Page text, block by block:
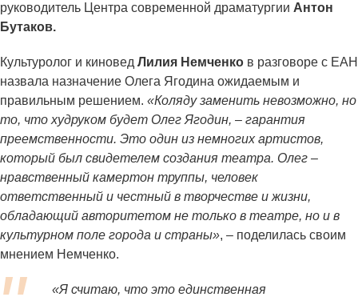
руководитель Центра современной драматургии Антон
Бутаков.
Культуролог и киновед Лилия Немченко в разговоре с ЕАН
назвала назначение Олега Ягодина ожидаемым и
правильным решением. «Коляду заменить невозможно, но
то, что худруком будет Олег Ягодин, – гарантия
преемственности. Это один из немногих артистов,
который был свидетелем создания театра. Олег –
нравственный камертон труппы, человек
ответственный и честный в творчестве и жизни,
обладающий авторитетом не только в театре, но и в
культурном поле города и страны», – поделилась своим
мнением Немченко.
«Я считаю, что это единственная